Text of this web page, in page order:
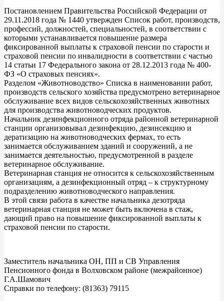
Постановлением Правительства Российской Федерации от
29.11.2018 года № 1440 утвержден Список работ, производств,
профессий, должностей, специальностей, в соответствии с
которыми устанавливается повышение размера
фиксированной выплаты к страховой пенсии по старости и
страховой пенсии по инвалидности в соответствии с частью
14 статьи 17 Федерального закона от 28.12.2013 года № 400-
ФЗ «О страховых пенсиях».
Разделом «Животноводство» Списка в наименовании работ,
производств сельского хозяйства предусмотрено ветеринарное
обслуживание всех видов сельскохозяйственных животных
для производства животноводческих продуктов.
Начальник дезинфекционного отряда районной ветеринарной
станции организовывал дезинфекцию, дезинсекцию и
дератизацию на животноводческих фермах, то есть
занимается обслуживанием зданий и сооружений, а не
занимается деятельностью, предусмотренной в разделе
ветеринарное обслуживание.
Ветеринарная станция не относится к сельскохозяйственным
организациям, а дезинфекционный отряд – к структурному
подразделению животноводческого направления.
В этой связи работа в качестве начальника дезотряда
ветеринарная станция не может быть включена в стаж,
дающий право на повышение фиксированной выплаты к
страховой пенсии по старости.
Заместитель начальника ОН, ПП и СВ Управления
Пенсионного фонда в Волховском районе (межрайонное)
Г.А.Шамович
Справки по телефону: (81363) 79115